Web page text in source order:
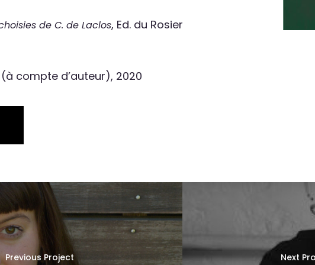
de C. de Laclos, Ed. du Rosier
(à compte d’auteur), 2020
Previous Project Next